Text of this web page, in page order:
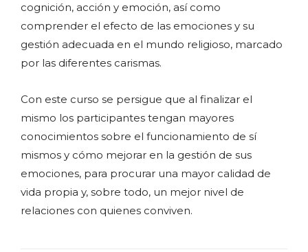
cognición, acción y emoción, así como
comprender el efecto de las emociones y su
gestión adecuada en el mundo religioso, marcado
por las diferentes carismas.
Con este curso se persigue que al finalizar el
mismo los participantes tengan mayores
conocimientos sobre el funcionamiento de sí
mismos y cómo mejorar en la gestión de sus
emociones, para procurar una mayor calidad de
vida propia y, sobre todo, un mejor nivel de
relaciones con quienes conviven.